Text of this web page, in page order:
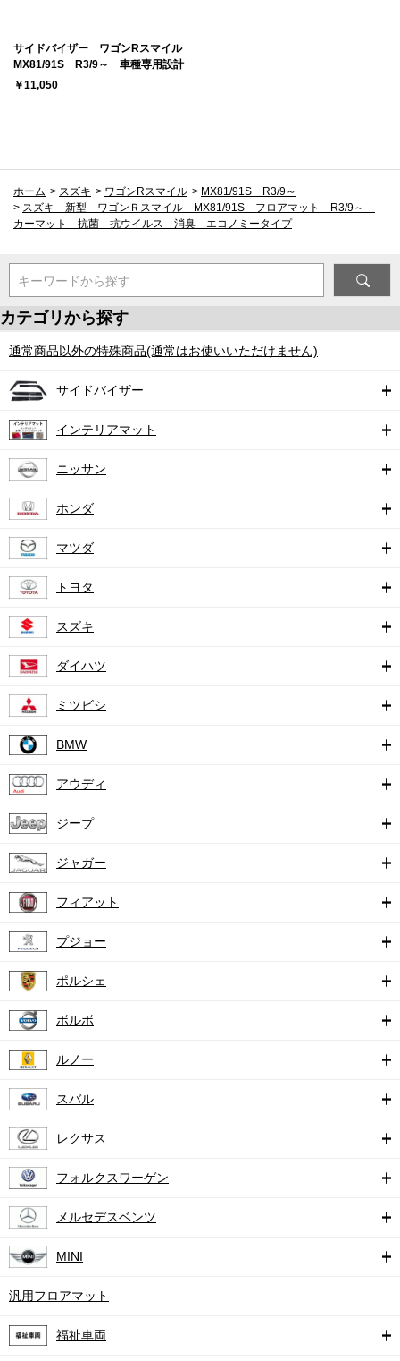
サイドバイザー ワゴンRスマイル
MX81/91S R3/9～ 車種専用設計
￥11,050
ホーム > スズキ > ワゴンRスマイル > MX81/91S R3/9～
> スズキ 新型 ワゴンＲスマイル MX81/91S フロアマット R3/9～
カーマット 抗菌 抗ウイルス 消臭 エコノミータイプ
キーワードから探す
カテゴリから探す
通常商品以外の特殊商品(通常はお使いいただけません)
サイドバイザー
インテリアマット
ニッサン
ホンダ
マツダ
トヨタ
スズキ
ダイハツ
ミツビシ
BMW
アウディ
ジープ
ジャガー
フィアット
プジョー
ポルシェ
ボルボ
ルノー
スバル
レクサス
フォルクスワーゲン
メルセデスベンツ
MINI
汎用フロアマット
福祉車両